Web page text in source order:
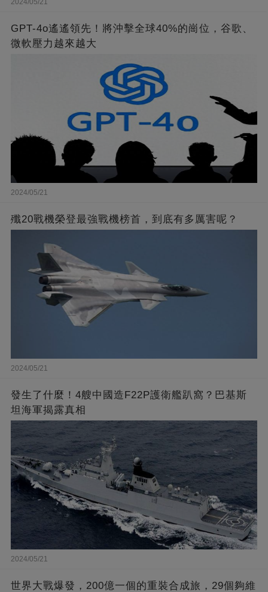
2024/05/21
GPT-4o遙遙領先！將沖擊全球40%的崗位，谷歌、
微軟壓力越來越大
2024/05/21
殲20戰機榮登最強戰機榜首，到底有多厲害呢？
2024/05/21
發生了什麼！4艘中國造F22P護衛艦趴窩？巴基斯
坦海軍揭露真相
2024/05/21
世界大戰爆發，200億一個的重裝合成旅，29個夠維